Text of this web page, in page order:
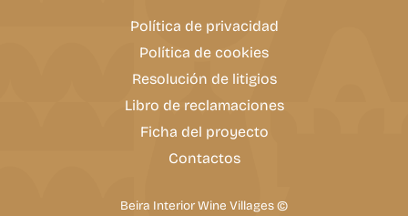
Política de privacidad
Política de cookies
Resolución de litigios
Libro de reclamaciones
Ficha del proyecto
Contactos
Beira Interior Wine Villages ©